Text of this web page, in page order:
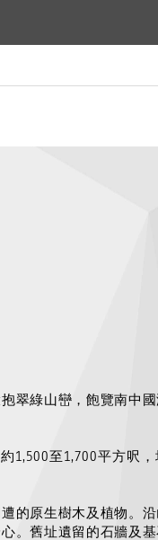
翠綠山巒，飽覽南中
1,500至1,700平方呎
的原生樹木及植物。
。舊址遺留的石牆及